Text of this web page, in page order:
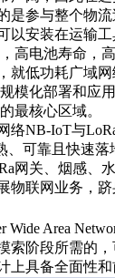
是参与整个物
以安装在运输
高电池寿命，
就低功耗广域
模化部署和应
最核心区域。
络NB-IoT与
、可靠且快速
网关、烟感、
物联网业务，
Wide Area
索阶段所需的
上具备全面性